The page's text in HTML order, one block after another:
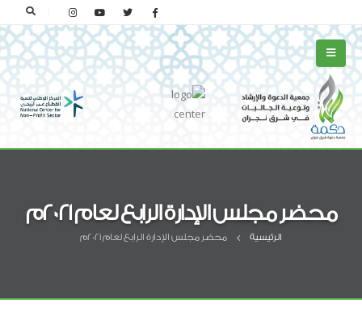
محضر مجلس الإدارة الرابع لعام 2021م
الرئيسية محضر مجلس الإدارة الرابع لعام 2021م